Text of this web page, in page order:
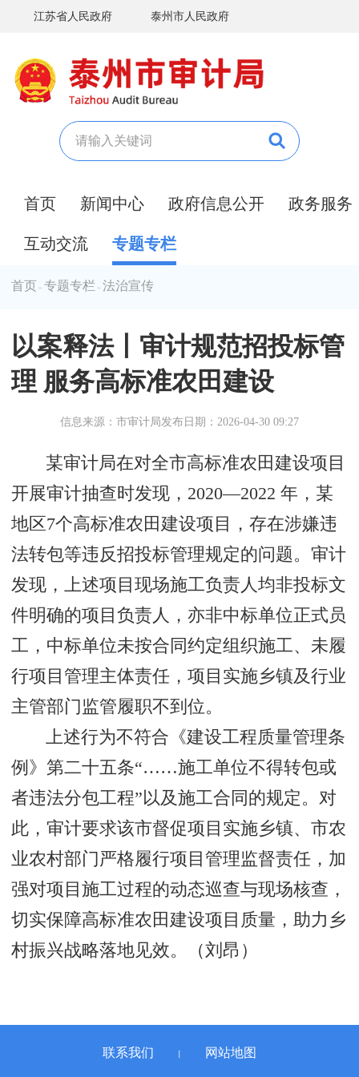
江苏省人民政府 泰州市人民政府
首页 新闻中心 政府信息公开 政务服务
互动交流 专题专栏
首页 > 专题专栏 > 法治宣传
以案释法丨审计规范招投标管
理 服务高标准农田建设
信息来源：市审计局发布日期：2026-04-30 09:27
某审计局在对全市高标准农田建设项目
开展审计抽查时发现，2020—2022 年，某
地区7个高标准农田建设项目，存在涉嫌违
法转包等违反招投标管理规定的问题。审计
发现，上述项目现场施工负责人均非投标文
件明确的项目负责人，亦非中标单位正式员
工，中标单位未按合同约定组织施工、未履
行项目管理主体责任，项目实施乡镇及行业
主管部门监管履职不到位。
上述行为不符合《建设工程质量管理条
例》第二十五条“……施工单位不得转包或
者违法分包工程”以及施工合同的规定。对
此，审计要求该市督促项目实施乡镇、市农
业农村部门严格履行项目管理监督责任，加
强对项目施工过程的动态巡查与现场核查，
切实保障高标准农田建设项目质量，助力乡
村振兴战略落地见效。（刘昂）
联系我们 网站地图